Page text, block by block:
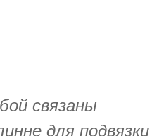
связаны
для подвязки